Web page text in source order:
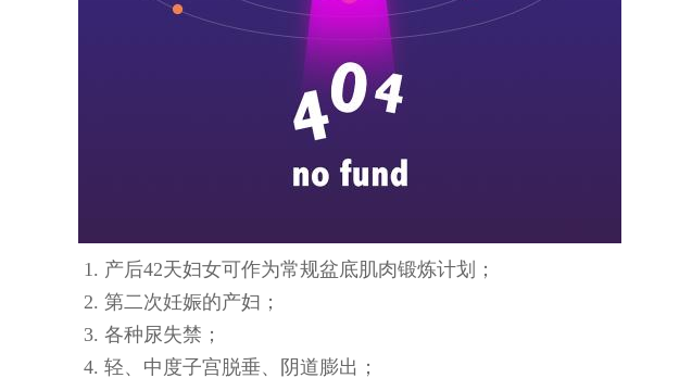
1. 产后42天妇女可作为常规盆底肌肉锻炼计划；
2. 第二次妊娠的产妇；
3. 各种尿失禁；
4. 轻、中度子宫脱垂、阴道膨出；